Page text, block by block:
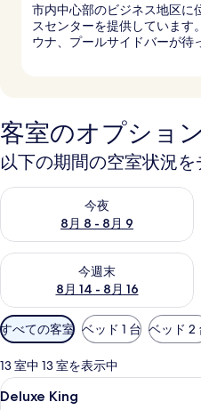
市内中心部のビジネス地区に
スセンターを提供しています
ウナ、プールサイドバーが待
客室のオプション
以下の期間の空室状況を
今夜
8月 8 - 8月 9
今夜 8月 8 - 8月 9 の空室状況を
今週末
8月 14 - 8月 16
今週末 8月 14 - 8月 16 の空室状
利
用
可
能
な
すべての客室 ベッド 1 台 ベッド 2
13 室中 13 室を表示中
Deluxe
7
Deluxe King